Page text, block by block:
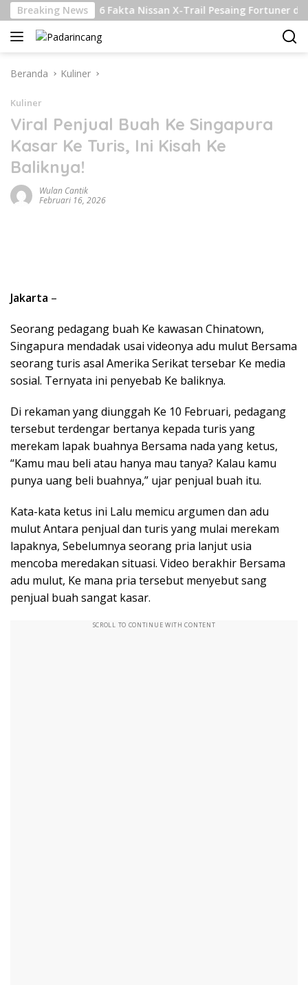
Langsung
ke
konten
Breaking News6 Fakta Nissan X-Trail Pesaing Fortuner dan Pajero
Beranda Kuliner
Kuliner
Viral Penjual Buah Ke Singapura
Kasar Ke Turis, Ini Kisah Ke
Baliknya!
Wulan Cantik
Februari 16, 2026
Jakarta –
Seorang pedagang buah Ke kawasan Chinatown,
Singapura mendadak usai videonya adu mulut Bersama
seorang turis asal Amerika Serikat tersebar Ke media
sosial. Ternyata ini penyebab Ke baliknya.
Di rekaman yang diunggah Ke 10 Februari, pedagang
tersebut terdengar bertanya kepada turis yang
merekam lapak buahnya Bersama nada yang ketus,
“Kamu mau beli atau hanya mau tanya? Kalau kamu
punya uang beli buahnya,” ujar penjual buah itu.
Kata-kata ketus ini Lalu memicu argumen dan adu
mulut Antara penjual dan turis yang mulai merekam
lapaknya, Sebelumnya seorang pria lanjut usia
mencoba meredakan situasi. Video berakhir Bersama
adu mulut, Ke mana pria tersebut menyebut sang
penjual buah sangat kasar.
SCROLL TO CONTINUE WITH CONTENT